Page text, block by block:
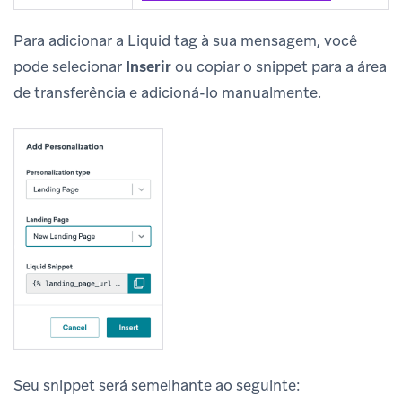
Para adicionar a Liquid tag à sua mensagem, você
pode selecionar Inserirou copiar o snippet para a área
de transferência e adicioná-lo manualmente.
Seu snippet será semelhante ao seguinte: